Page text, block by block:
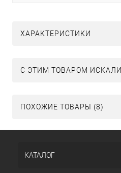
ХАРАКТЕРИСТИКИ
C ЭТИМ ТОВАРОМ ИСКАЛИ
ПОХОЖИЕ ТОВАРЫ (8)
КАТАЛОГ